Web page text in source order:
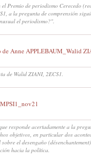
Premio de periodismo Cerecedo
a la pregunta de comprensión
el periodismo?".
de Anne APPLEBAUM_Walid
de Walid ZIANI, 2ECS1.
responde acertadamente a la
objetivos, en particular dos
el desengaño
hacia la política.